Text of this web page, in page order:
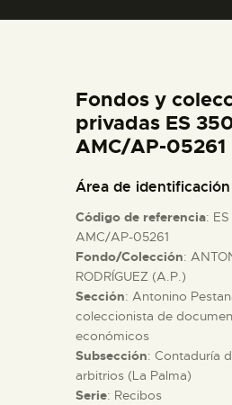
ESPAÑOL
ACTIVIDADES
█
EL MUSEO
COLECCIONES
Fondos y
privadas ES
AMC/AP-05261
Área de identificación
Código de referencia:
AMC/AP-05261
Fondo/Colección:
RODRÍGUEZ (A.P.)
Sección: Antonino
coleccionista de
económicos
Subsección: Contaduría
arbitrios (La Palma)
Serie: Recibos